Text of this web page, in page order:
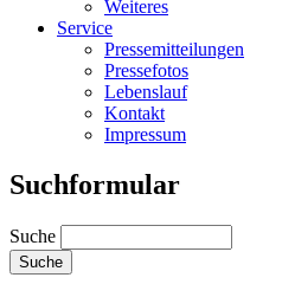
Weiteres
Service
Pressemitteilungen
Pressefotos
Lebenslauf
Kontakt
Impressum
Suchformular
Suche